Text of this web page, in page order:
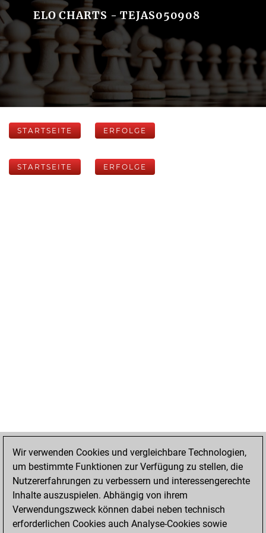
ELO CHARTS - TEJAS050908
STARTSEITE ERFOLGE
STARTSEITE ERFOLGE
Wir verwenden Cookies und vergleichbare Technologien,
um bestimmte Funktionen zur Verfügung zu stellen, die
Nutzererfahrungen zu verbessern und interessengerechte
Inhalte auszuspielen. Abhängig von ihrem
Verwendungszweck können dabei neben technisch
erforderlichen Cookies auch Analyse-Cookies sowie